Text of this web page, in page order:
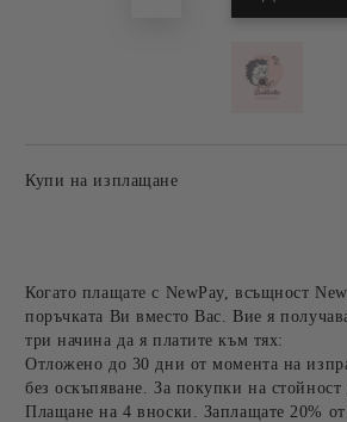
Купи на изплащане
Когато плащате с NewPay, всъщност
поръчката Ви вместо Вас. Вие я
три начина да я платите към тях:
Отложено до 30 дни от момента на
без оскъпяване. За покупки на
Плащане на 4 вноски. Заплащате 20% от